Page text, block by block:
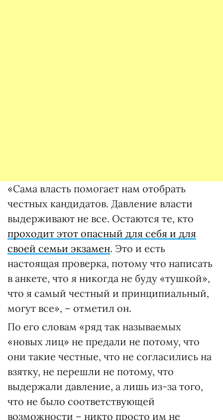
«Сама власть помогает нам отобрать
честных кандидатов. Давление власти
выдерживают не все. Остаются те, кто
проходит этот опасный для себя и для
своей семьи экзамен. Это и есть
настоящая проверка, потому что написать
в анкете, что я никогда не буду «тушкой»,
что я самый честный и принципиальный,
могут все», – отметил он.
По его словам «ряд так называемых
«новых лиц» не предали не потому, что
они такие честные, что не согласились на
взятку, не перешли не потому, что
выдержали давление, а лишь из-за того,
что не было соответствующей
возможности – никто просто им не